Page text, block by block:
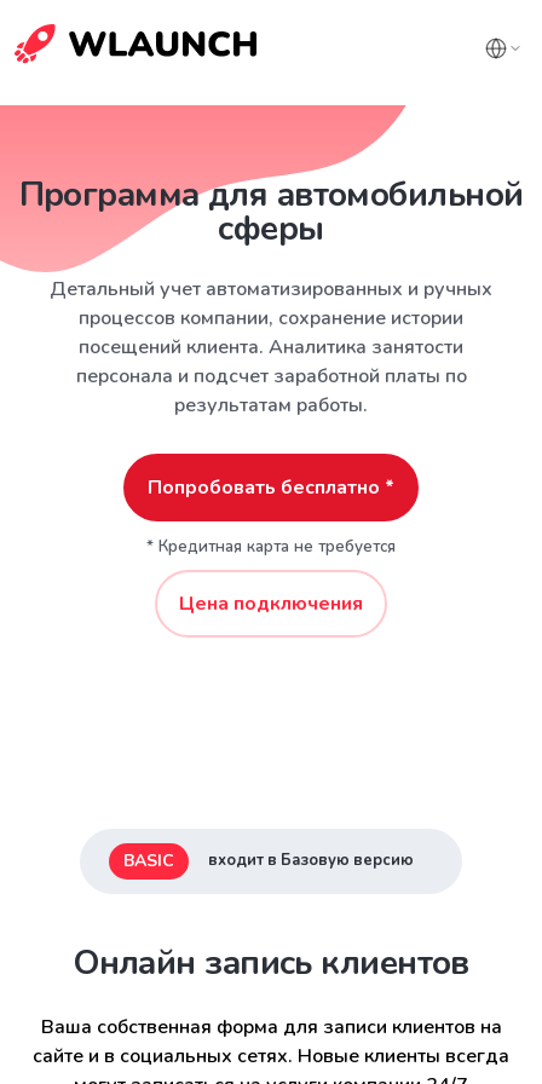
Программа для автомобильной
сферы
Детальный учет автоматизированных и ручных
процессов компании, сохранение истории
посещений клиента. Аналитика занятости
персонала и подсчет заработной платы по
результатам работы.
Попробовать бесплатно *
* Кредитная карта не требуется
Цена подключения
BASIC входит в Базовую версию
Онлайн запись клиентов
Ваша собственная форма для записи клиентов на
сайте и в социальных сетях. Новые клиенты всегда